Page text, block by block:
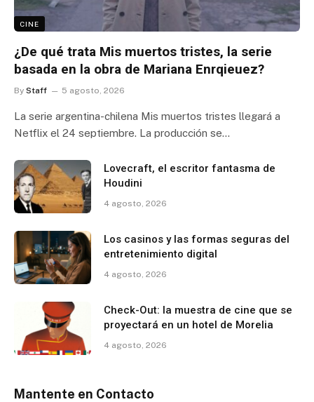
CINE
¿De qué trata Mis muertos tristes, la serie
basada en la obra de Mariana Enrqieuez?
By Staff 5 agosto, 2026
La serie argentina-chilena Mis muertos tristes llegará a
Netflix el 24 septiembre. La producción se…
Lovecraft, el escritor fantasma de
Houdini
4 agosto, 2026
Los casinos y las formas seguras del
entretenimiento digital
4 agosto, 2026
Check-Out: la muestra de cine que se
proyectará en un hotel de Morelia
4 agosto, 2026
Mantente en Contacto